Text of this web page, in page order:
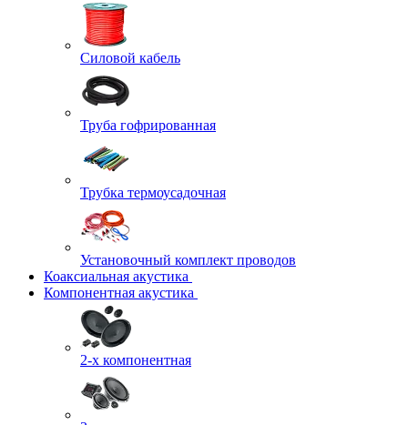
Силовой кабель
Труба гофрированная
Трубка термоусадочная
Установочный комплект проводов
Коаксиальная акустика
Компонентная акустика
2-х компонентная